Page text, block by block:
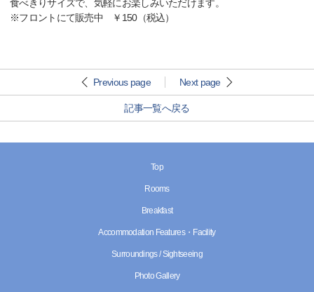
食べきりサイズで、気軽にお楽しみいただけます。
※フロントにて販売中 ￥150（税込）
Previous page Next page
記事一覧へ戻る
Top
Rooms
Breakfast
Accommodation Features・Facility
Surroundings / Sightseeing
Photo Gallery